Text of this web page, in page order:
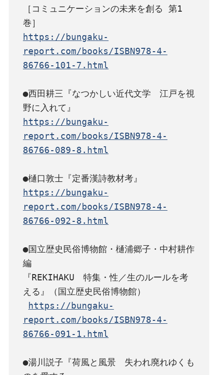
［コミュニケーションの未来を創る 第1
https://bungaku-
report.com/books/ISBN978-4-
86766-101-7.html
●西田耕三『なつかしい近代文学　江戸を視
https://bungaku-
report.com/books/ISBN978-4-
86766-089-8.html
https://bungaku-
report.com/books/ISBN978-4-
86766-092-8.html
●国立歴史民俗博物館・樋浦郷子・中村耕作
編
『REKIHAKU　特集・性／生のルールを考
える』（国立歴史民俗博物館）
https://bungaku-
report.com/books/ISBN978-4-
86766-091-1.html
●湯川説子『荷風と風景　失われ廃れゆくも